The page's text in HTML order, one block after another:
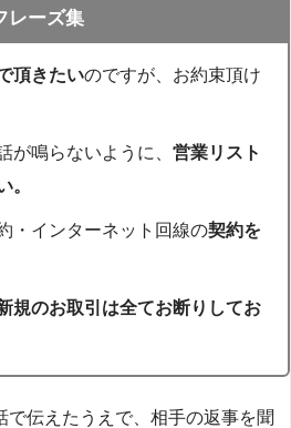
レーズ集
頂きたいのですが、お約束頂け
が鳴らないように、営業リスト
。
・インターネット回線の契約を
規のお取引は全てお断りしてお
で伝えたうえで、相手の返事を聞